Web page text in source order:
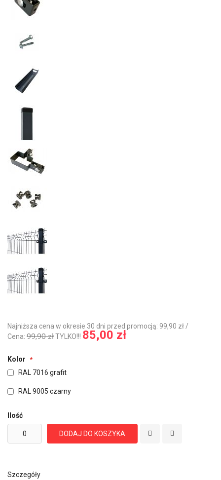
Najniższa cena w okresie 30 dni przed promocją: 99,90 zł /
Cena: 99,90 złTYLKO!!! 85,00 zł
Kolor
RAL 7016 grafit
RAL 9005 czarny
Ilość
DODAJ DO KOSZYKA
Szczegóły